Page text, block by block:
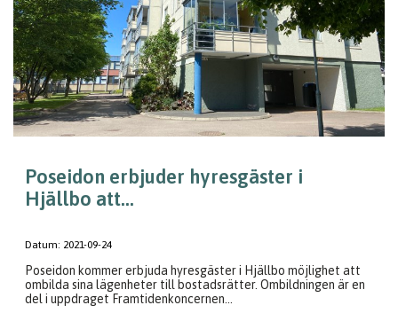
Poseidon erbjuder hyresgäster i
Hjällbo att...
Datum: 2021-09-24
Poseidon kommer erbjuda hyresgäster i Hjällbo möjlighet att
ombilda sina lägenheter till bostadsrätter. Ombildningen är en
del i uppdraget Framtidenkoncernen...